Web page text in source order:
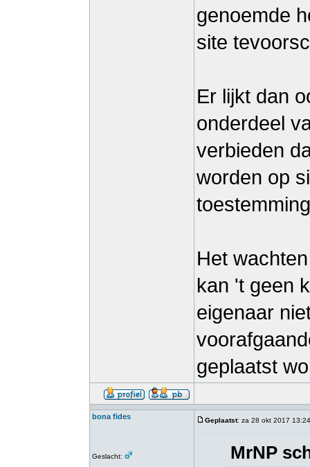
genoemde
site
Er lijkt dan
onderdeel
verbieden
worden op
Het
kan 't geen
eigenaar
geplaatst
bona fides
Geslacht:
Geplaatst: za 28 okt 2017 13:24
MrNP